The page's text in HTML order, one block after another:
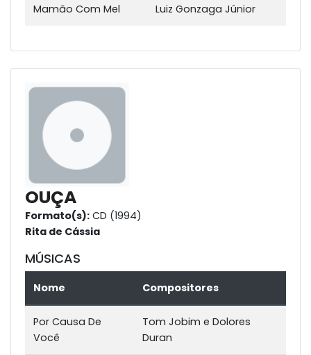
Mamão Com Mel Luiz Gonzaga Júnior
OUÇA
Formato(s): CD (1994)
Rita de Cássia
MÚSICAS
Nome Compositores
Por Causa De
Você
Tom Jobim e Dolores
Duran